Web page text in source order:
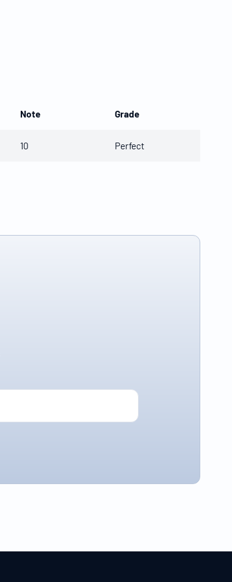
Note Grade
10 Perfect